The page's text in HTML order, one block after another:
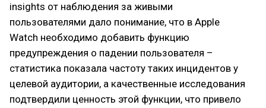
insights от наблюдения за живыми
пользователями дало понимание, что в Apple
Watch необходимо добавить функцию
предупреждения о падении пользователя –
статистика показала частоту таких инцидентов у
целевой аудитории, а качественные исследования
подтвердили ценность этой функции, что привело